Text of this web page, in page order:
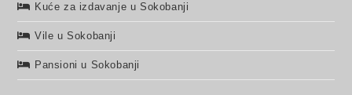
Kuće za izdavanje u Sokobanji
Vile u Sokobanji
Pansioni u Sokobanji